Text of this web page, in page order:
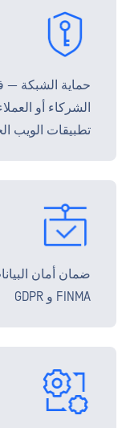
حماية الشبكة
الشركاء أو
تطبيقات الويب
ضمان أمان
FINMA و GDPR